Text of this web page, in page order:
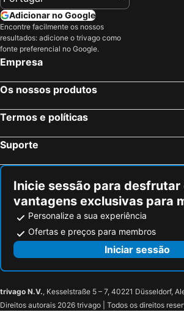
Adicionar no Google
Encontre facilmente os nossos
resultados: adicione o trivago como
fonte preferencial no Google.
Empresa
Os nossos produtos
Termos e políticas
Suporte
Inicie sessão para desfrutar
vantagens exclusivas para
Personalize a sua experiência
Ofertas e preços para membros
Iniciar sessão
trivago N.V., Kesselstraße 5 – 7, 40221 Düsseldorf,
Direitos autorais 2026 trivago | Todos os direitos